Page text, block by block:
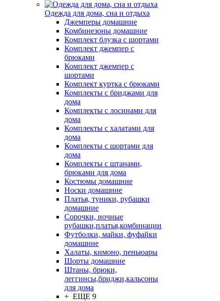
Одежда для дома, сна и отдыха
Джемперы домашние
Комбинезоны домашние
Комплект блузка с шортами
Комплект джемпер с
брюками
Комплект джемпер с
шортами
Комплект куртка с брюками
Комплекты с бриджами для
дома
Комплекты с лосинами для
дома
Комплекты с халатами для
дома
Комплекты с шортами для
дома
Комплекты с штанами,
брюками для дома
Костюмы домашние
Носки домашние
Платья, туники, рубашки
домашние
Сорочки, ночные
рубашки,платья,комбинации
Футболки, майки, фуфайки
домашние
Халаты, кимоно, пеньюары
Шорты домашние
Штаны, брюки,
леггинсы,бриджи,кальсоны
для дома
+ ЕЩЕ 9